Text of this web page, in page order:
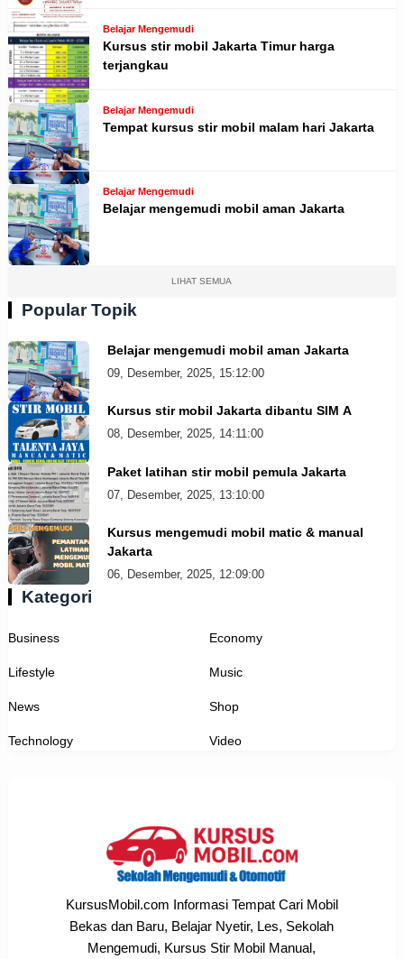
Belajar Mengemudi
Kursus stir mobil Jakarta Timur harga
terjangkau
Belajar Mengemudi
Tempat kursus stir mobil malam hari Jakarta
Belajar Mengemudi
Belajar mengemudi mobil aman Jakarta
LIHAT SEMUA
Popular Topik
Belajar mengemudi mobil aman Jakarta
09, Desember, 2025, 15:12:00
Kursus stir mobil Jakarta dibantu SIM A
08, Desember, 2025, 14:11:00
Paket latihan stir mobil pemula Jakarta
07, Desember, 2025, 13:10:00
Kursus mengemudi mobil matic & manual
Jakarta
06, Desember, 2025, 12:09:00
Kategori
Business Economy
Lifestyle Music
News Shop
Technology Video
KursusMobil.com Informasi Tempat Cari Mobil
Bekas dan Baru, Belajar Nyetir, Les, Sekolah
Mengemudi, Kursus Stir Mobil Manual,